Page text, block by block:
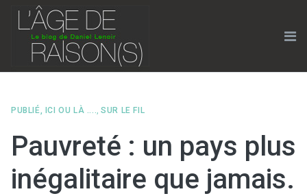
Skip
content
PUBLIÉ, ICI OU LÀ ....,SUR LE FIL
Pauvreté : un pays plus
inégalitaire que jamais.